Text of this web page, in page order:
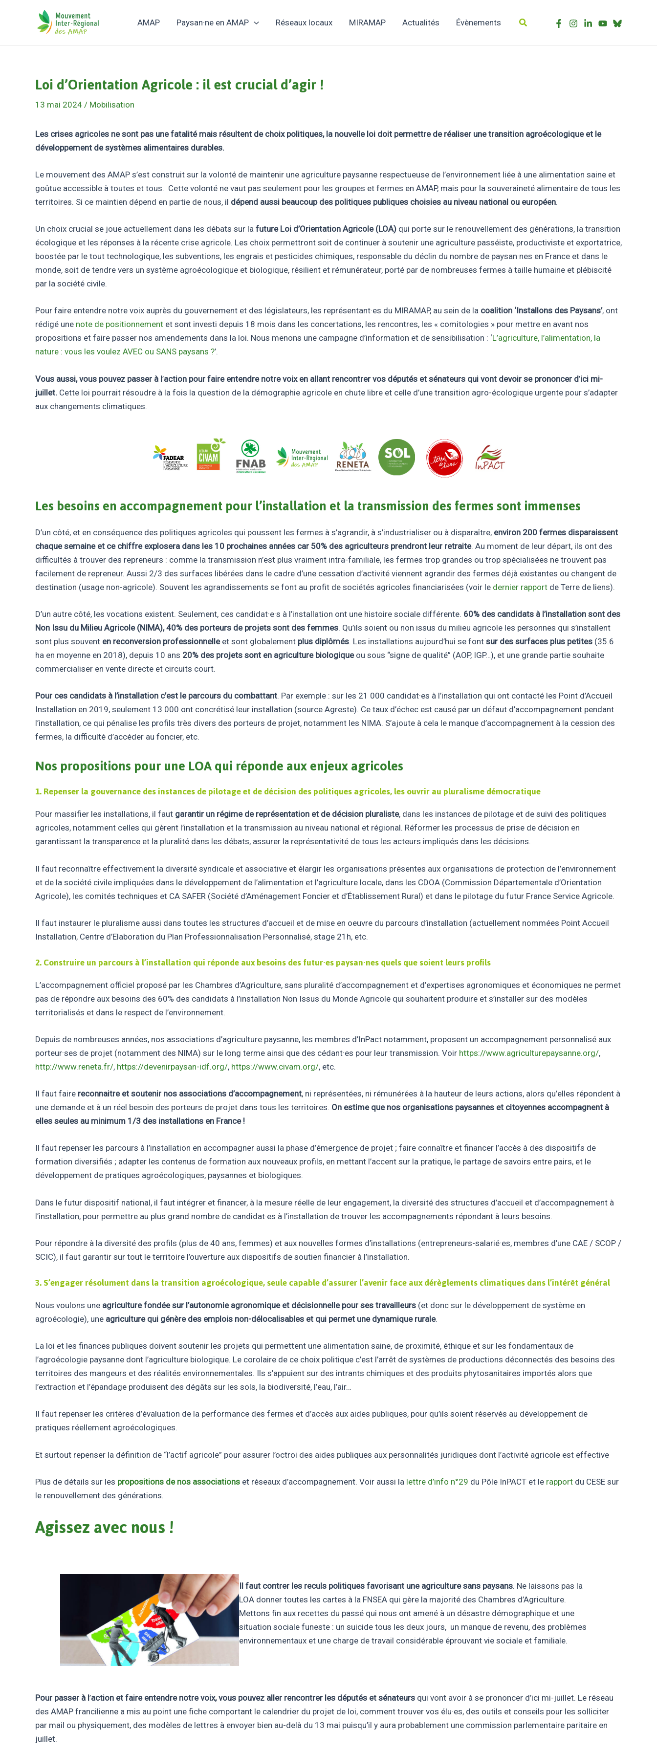
AMAP Paysan·ne en AMAP Réseaux locaux MIRAMAP Actualités Évènements Rechercher
Loi d’Orientation Agricole : il est crucial d’agir !
13 mai 2024 / Mobilisation
Les crises agricoles ne sont pas une fatalité mais résultent de choix politiques, la nouvelle loi doit permettre de réaliser une transition agroécologique et le
développement de systèmes alimentaires durables.
Le mouvement des AMAP s’est construit sur la volonté de maintenir une agriculture paysanne respectueuse de l’environnement liée à une alimentation saine et
goûtue accessible à toutes et tous. Cette volonté ne vaut pas seulement pour les groupes et fermes en AMAP, mais pour la souveraineté alimentaire de tous les
territoires. Si ce maintien dépend en partie de nous, il dépend aussi beaucoup des politiques publiques choisies au niveau national ou européen.
Un choix crucial se joue actuellement dans les débats sur la future Loi d’Orientation Agricole (LOA) qui porte sur le renouvellement des générations, la transition
écologique et les réponses à la récente crise agricole. Les choix permettront soit de continuer à soutenir une agriculture passéiste, productiviste et exportatrice,
boostée par le tout technologique, les subventions, les engrais et pesticides chimiques, responsable du déclin du nombre de paysan·nes en France et dans le
monde, soit de tendre vers un système agroécologique et biologique, résilient et rémunérateur, porté par de nombreuses fermes à taille humaine et plébiscité
par la société civile.
Pour faire entendre notre voix auprès du gouvernement et des législateurs, les représentant·es du MIRAMAP, au sein de la coalition ‘Installons des Paysans’, ont
rédigé une note de positionnement et sont investi depuis 18 mois dans les concertations, les rencontres, les « comitologies » pour mettre en avant nos
propositions et faire passer nos amendements dans la loi. Nous menons une campagne d’information et de sensibilisation : ‘L’agriculture, l’alimentation, la
nature : vous les voulez AVEC ou SANS paysans ?’.
Vous aussi, vous pouvez passer à l’action pour faire entendre notre voix en allant rencontrer vos députés et sénateurs qui vont devoir se prononcer d’ici mi-
juillet. Cette loi pourrait résoudre à la fois la question de la démographie agricole en chute libre et celle d’une transition agro-écologique urgente pour s’adapter
aux changements climatiques.
Les besoins en accompagnement pour l’installation et la transmission des fermes sont immenses
D’un côté, et en conséquence des politiques agricoles qui poussent les fermes à s’agrandir, à s’industrialiser ou à disparaître, environ 200 fermes disparaissent
chaque semaine et ce chiffre explosera dans les 10 prochaines années car 50% des agriculteurs prendront leur retraite. Au moment de leur départ, ils ont des
difficultés à trouver des repreneurs : comme la transmission n’est plus vraiment intra-familiale, les fermes trop grandes ou trop spécialisées ne trouvent pas
facilement de repreneur. Aussi 2/3 des surfaces libérées dans le cadre d’une cessation d’activité viennent agrandir des fermes déjà existantes ou changent de
destination (usage non-agricole). Souvent les agrandissements se font au profit de sociétés agricoles financiarisées (voir le dernier rapport de Terre de liens).
D’un autre côté, les vocations existent. Seulement, ces candidat·e·s à l’installation ont une histoire sociale différente. 60% des candidats à l’installation sont des
Non Issu du Milieu Agricole (NIMA), 40% des porteurs de projets sont des femmes. Qu’ils soient ou non issus du milieu agricole les personnes qui s’installent
sont plus souvent en reconversion professionnelleet sont globalement plus diplômés. Les installations aujourd’hui se font sur des surfaces plus petites (35.6
ha en moyenne en 2018), depuis 10 ans 20% des projets sont en agriculture biologiqueou sous “signe de qualité” (AOP, IGP…), et une grande partie souhaite
commercialiser en vente directe et circuits court.
Pour ces candidats à l’installation c’est le parcours du combattant. Par exemple : sur les 21 000 candidat·es à l’installation qui ont contacté les Point d’Accueil
Installation en 2019, seulement 13 000 ont concrétisé leur installation (source Agreste). Ce taux d’échec est causé par un défaut d’accompagnement pendant
l’installation, ce qui pénalise les profils très divers des porteurs de projet, notamment les NIMA. S’ajoute à cela le manque d’accompagnement à la cession des
fermes, la difficulté d’accéder au foncier, etc.
Nos propositions pourune LOA qui réponde aux enjeux agricoles
1.Repenser la gouvernance des instances de pilotage et de décision des politiques agricoles, les ouvrir au pluralisme démocratique
Pour massifier les installations, il faut garantir un régime de représentation et de décision pluraliste, dans les instances de pilotage et de suivi des politiques
agricoles, notamment celles qui gèrent l’installation et la transmission au niveau national et régional. Réformer les processus de prise de décision en
garantissant la transparence et la pluralité dans les débats, assurer la représentativité de tous les acteurs impliqués dans les décisions.
Il faut reconnaître effectivement la diversité syndicale et associative et élargir les organisations présentes aux organisations de protection de l’environnement
et de la société civile impliquées dans le développement de l’alimentation et l’agriculture locale, dans les CDOA (Commission Départementale d’Orientation
Agricole), les comités techniques et CA SAFER (Société d’Aménagement Foncier et d’Établissement Rural) et dans le pilotage du futur France Service Agricole.
Il faut instaurer le pluralisme aussi dans toutes les structures d’accueil et de mise en oeuvre du parcours d’installation (actuellement nommées Point Accueil
Installation, Centre d’Elaboration du Plan Professionnalisation Personnalisé, stage 21h, etc.
2.Construire un parcours à l’installation qui réponde aux besoins des futur·es paysan·nes quels que soient leurs profils
L’accompagnement officiel proposé par les Chambres d’Agriculture, sans pluralité d’accompagnement et d’expertises agronomiques et économiques ne permet
pas de répondre aux besoins des 60% des candidats à l’installation Non Issus du Monde Agricole qui souhaitent produire et s’installer sur des modèles
territorialisés et dans le respect de l’environnement.
Depuis de nombreuses années, nos associations d’agriculture paysanne, les membres d’InPact notamment, proposent un accompagnement personnalisé aux
porteur·ses de projet (notamment des NIMA) sur le long terme ainsi que des cédant·es pour leur transmission. Voir https://www.agriculturepaysanne.org/,
http://www.reneta.fr/, https://devenirpaysan-idf.org/, https://www.civam.org/, etc.
Il faut faire reconnaitre et soutenir nos associations d’accompagnement, ni représentées, ni rémunérées à la hauteur de leurs actions, alors qu’elles répondent à
une demande et à un réel besoin des porteurs de projet dans tous les territoires. On estime que nos organisations paysannes et citoyennes accompagnent à
elles seules au minimum 1/3 des installations en France !
Il faut repenser les parcours à l’installation en accompagner aussi la phase d’émergence de projet ; faire connaître et financer l’accès à des dispositifs de
formation diversifiés ; adapter les contenus de formation aux nouveaux profils, en mettant l’accent sur la pratique, le partage de savoirs entre pairs, et le
développement de pratiques agroécologiques, paysannes et biologiques.
Dans le futur dispositif national, il faut intégrer et financer, à la mesure réelle de leur engagement, la diversité des structures d’accueil et d’accompagnement à
l’installation, pour permettre au plus grand nombre de candidat·es à l’installation de trouver les accompagnements répondant à leurs besoins.
Pour répondre à la diversité des profils (plus de 40 ans, femmes) et aux nouvelles formes d’installations (entrepreneurs-salarié·es, membres d’une CAE / SCOP /
SCIC), il faut garantir sur tout le territoire l’ouverture aux dispositifs de soutien financier à l’installation.
3.S’engager résolument dans la transition agroécologique, seule capable d’assurer l’avenir face aux dérèglements climatiquesdans l’intérêt général
Nous voulons une agriculture fondée sur l’autonomie agronomique et décisionnelle pour ses travailleurs (et donc sur le développement de système en
agroécologie), une agriculture qui génère des emplois non-délocalisables et qui permet une dynamique rurale.
La loi et les finances publiques doivent soutenir les projets qui permettent une alimentation saine, de proximité, éthique et sur les fondamentaux de
l’agroécologie paysanne dont l’agriculture biologique. Le corolaire de ce choix politique c’est l’arrêt de systèmes de productions déconnectés des besoins des
territoires des mangeurs et des réalités environnementales. Ils s’appuient sur des intrants chimiques et des produits phytosanitaires importés alors que
l’extraction et l’épandage produisent des dégâts sur les sols, la biodiversité, l’eau, l’air…
Il faut repenser les critères d’évaluation de la performance des fermes et d’accès aux aides publiques, pour qu’ils soient réservés au développement de
pratiques réellement agroécologiques.
Et surtout repenser la définition de “l’actif agricole” pour assurer l’octroi des aides publiques aux personnalités juridiques dont l’activité agricole est effective
Plus de détails sur les propositions de nos associations et réseaux d’accompagnement. Voir aussi la lettre d’info n°29 du Pôle InPACT et le rapport du CESE sur
le renouvellement des générations.
Agissez avec nous !
Il faut contrer les reculs politiques favorisant une agriculture sans paysans. Ne laissons pas la
LOA donner toutes les cartes à la FNSEA qui gère la majorité des Chambres d’Agriculture.
Mettons fin aux recettes du passé qui nous ont amené à un désastre démographique et une
situation sociale funeste : un suicide tous les deux jours, un manque de revenu, des problèmes
environnementaux et une charge de travail considérable éprouvant vie sociale et familiale.
Pour passer à l’action et faire entendre notre voix, vous pouvez aller rencontrer les députés et sénateurs qui vont avoir à se prononcer d’ici mi-juillet. Le réseau
des AMAP francilienne a mis au point une fiche comportant le calendrier du projet de loi, comment trouver vos élu·es, des outils et conseils pour les solliciter
par mail ou physiquement, des modèles de lettres à envoyer bien au-delà du 13 mai puisqu’il y aura probablement une commission parlementaire paritaire en
juillet.